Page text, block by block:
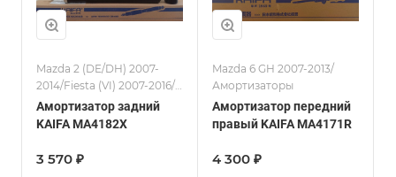
Mazda 2 (DE/DH) 2007-
2014/Fiesta (VI) 2007-2016/
Амортизаторы
Амортизатор задний
KAIFA MA4182X
3 570 ₽
Mazda 6 GH 2007-2013/
Амортизаторы
Амортизатор передний
правый KAIFA MA4171R
4 300 ₽